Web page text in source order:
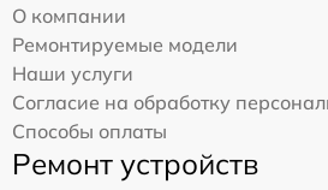
О компании
Ремонтируемые модели
Наши услуги
Согласие на обработку
Способы оплаты
Ремонт устройств